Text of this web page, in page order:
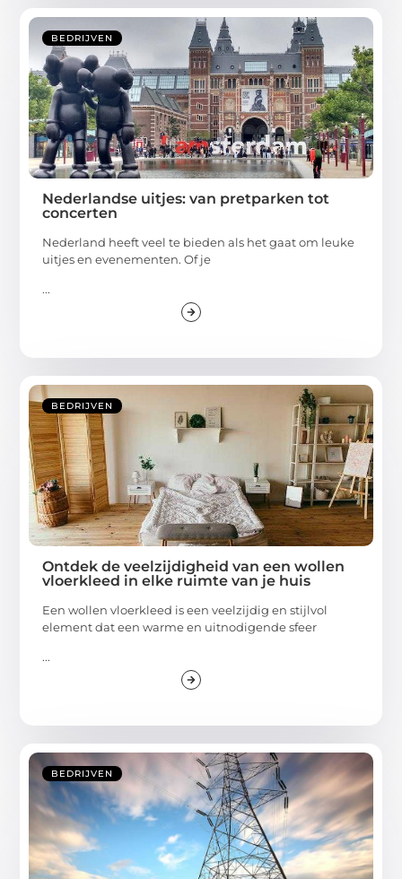
BEDRIJVEN
Nederlandse uitjes: van pretparken tot
concerten
Nederland heeft veel te bieden als het gaat om leuke
uitjes en evenementen. Of je
...
BEDRIJVEN
Ontdek de veelzijdigheid van een wollen
vloerkleed in elke ruimte van je huis
Een wollen vloerkleed is een veelzijdig en stijlvol
element dat een warme en uitnodigende sfeer
...
BEDRIJVEN